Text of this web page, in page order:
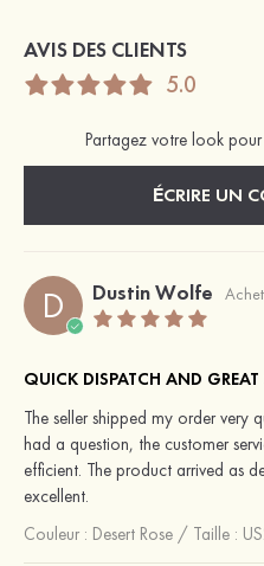
AVIS DES CLIENTS
5.0
Partagez votre look
ÉCRIRE UN
D Dustin Wolfe
QUICK DISPATCH AND GREAT
The seller shipped my order very
had a question, the customer
efficient. The product arrived as
excellent.
Couleur : Desert Rose / Taille :